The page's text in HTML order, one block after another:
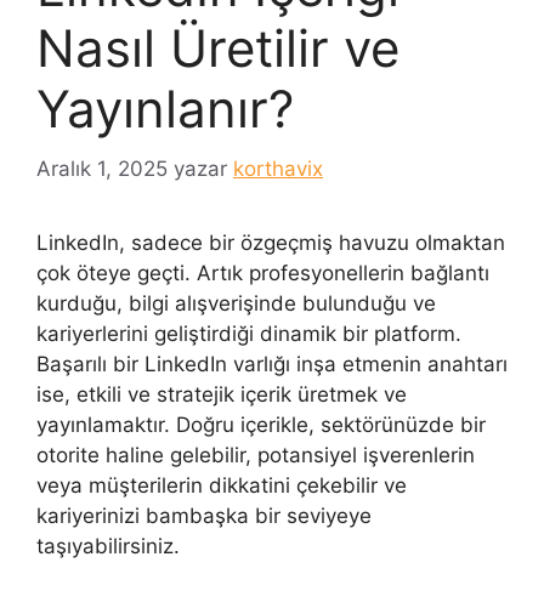
Nasıl Üretilir ve
Yayınlanır?
Aralık 1, 2025 yazar korthavix
LinkedIn, sadece bir özgeçmiş havuzu olmaktan
çok öteye geçti. Artık profesyonellerin bağlantı
kurduğu, bilgi alışverişinde bulunduğu ve
kariyerlerini geliştirdiği dinamik bir platform.
Başarılı bir LinkedIn varlığı inşa etmenin anahtarı
ise, etkili ve stratejik içerik üretmek ve
yayınlamaktır. Doğru içerikle, sektörünüzde bir
otorite haline gelebilir, potansiyel işverenlerin
veya müşterilerin dikkatini çekebilir ve
kariyerinizi bambaşka bir seviyeye
taşıyabilirsiniz.